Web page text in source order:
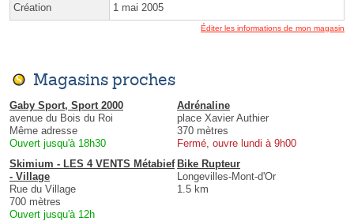
Création 1 mai 2005
Éditer les informations de mon magasin
Magasins proches
Gaby Sport, Sport 2000
avenue du Bois du Roi
Même adresse
Ouvert jusqu'à 18h30
Adrénaline
place Xavier Authier
370 mètres
Fermé, ouvre lundi à 9h00
Skimium - LES 4 VENTS Métabief
- Village
Rue du Village
700 mètres
Ouvert jusqu'à 12h
Bike Rupteur
Longevilles-Mont-d'Or
1.5 km